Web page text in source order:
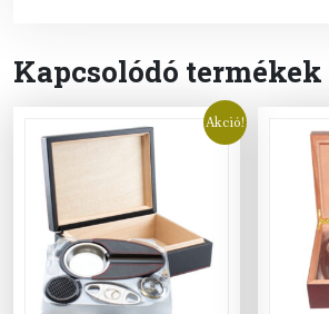
Kapcsolódó termékek
Akció!